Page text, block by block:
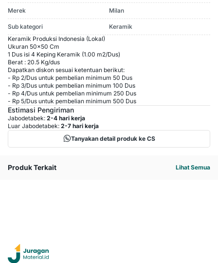
Merek Milan
Sub kategori
Keramik
Keramik Produksi Indonesia (Lokal)
Ukuran 50x50 Cm
1 Dus isi 4 Keping Keramik (1.00 m2/Dus)
Berat : 20.5 Kg/dus
Dapatkan diskon sesuai ketentuan berikut:
- Rp 2/Dus untuk pembelian minimum 50 Dus
- Rp 3/Dus untuk pembelian minimum 100 Dus
- Rp 4/Dus untuk pembelian minimum 250 Dus
- Rp 5/Dus untuk pembelian minimum 500 Dus
Estimasi Pengiriman
Jabodetabek: 2-4 hari kerja
Luar Jabodetabek: 2-7 hari kerja
Tanyakan detail produk ke CS
Produk Terkait Lihat Semua